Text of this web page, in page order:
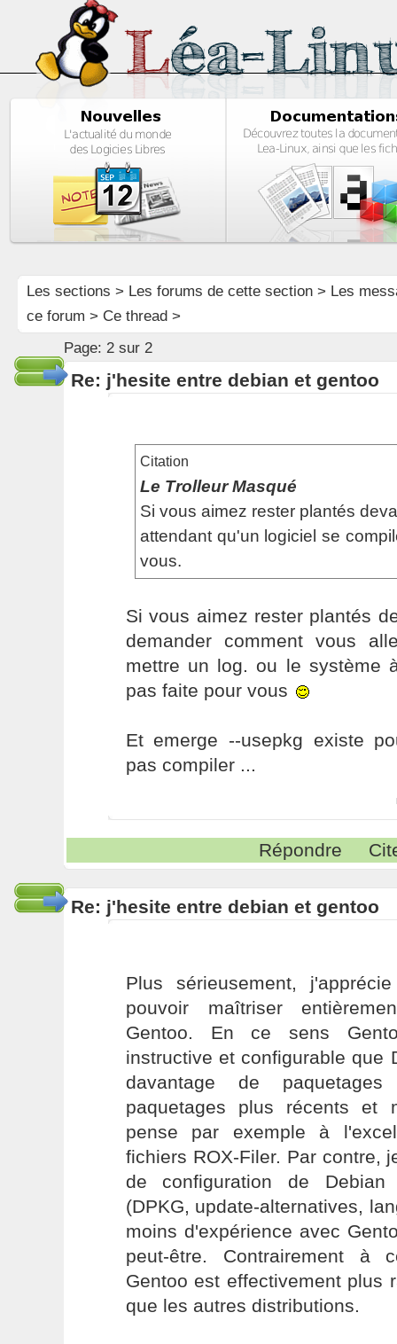
Les sections > Les forums de cette section> Les
ce forum > Ce thread >
Page: 2 sur 2
Re: j'hesite entre debian et gentoo
Citation
Le Trolleur Masqué
Si vous aimez rester plantés
attendant qu'un logiciel se
vous.
Si vous aimez rester plantés
demander comment vous
mettre un log. ou le système
pas faite pour vous
Et emerge --usepkg existe
pas compiler ...
Répondre
Re: j'hesite entre debian et gentoo
Plus sérieusement,
pouvoir maîtriser
Gentoo. En ce sens
instructive et configurable que
davantage de
paquetages plus récents et
pense par exemple à
fichiers ROX-Filer. Par contre,
de configuration de
(DPKG, update-alternatives,
moins d'expérience avec
peut-être. Contrairement à
Gentoo est effectivement plus
que les autres distributions.